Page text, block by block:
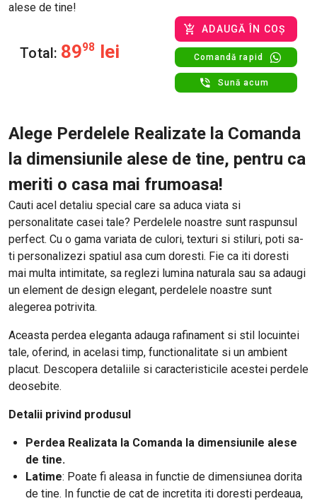
alese de tine!
Total: 8998 lei
ADAUGĂ ÎN COȘ
Comandă rapid
Sună acum
Alege Perdelele Realizate la Comanda
la dimensiunile alese de tine, pentru ca
meriti o casa mai frumoasa!
Cauti acel detaliu special care sa aduca viata si
personalitate casei tale? Perdelele noastre sunt raspunsul
perfect. Cu o gama variata de culori, texturi si stiluri, poti sa-
ti personalizezi spatiul asa cum doresti. Fie ca iti doresti
mai multa intimitate, sa reglezi lumina naturala sau sa adaugi
un element de design elegant, perdelele noastre sunt
alegerea potrivita.
Aceasta perdea eleganta adauga rafinament si stil locuintei
tale, oferind, in acelasi timp, functionalitate si un ambient
placut. Descopera detaliile si caracteristicile acestei perdele
deosebite.
Detalii privind produsul
Perdea Realizata la Comanda la dimensiunile alese
de tine.
Latime: Poate fi aleasa in functie de dimensiunea dorita
de tine. In functie de cat de incretita iti doresti perdeaua,